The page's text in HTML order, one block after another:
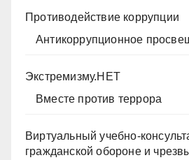
Противодействие коррупции
Антикоррупционное
Экстремизму.НЕТ
Вместе против террора
Виртуальный учебно-
гражданской обороне и